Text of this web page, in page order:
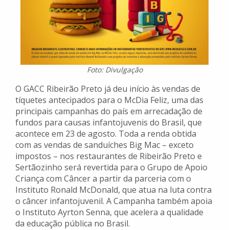
Foto: Divulgação
O GACC Ribeirão Preto já deu início às vendas de
tíquetes antecipados para o McDia Feliz, uma das
principais campanhas do país em arrecadação de
fundos para causas infantojuvenis do Brasil, que
acontece em 23 de agosto. Toda a renda obtida
com as vendas de sanduíches Big Mac – exceto
impostos – nos restaurantes de Ribeirão Preto e
Sertãozinho será revertida para o Grupo de Apoio
Criança com Câncer a partir da parceria com o
Instituto Ronald McDonald, que atua na luta contra
o câncer infantojuvenil. A Campanha também apoia
o Instituto Ayrton Senna, que acelera a qualidade
da educação pública no Brasil.